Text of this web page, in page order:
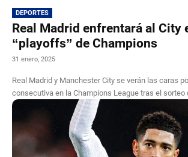
DEPORTES
Real Madrid enfrentará al City
“playoffs” de Champions
31 enero, 2025
Real Madrid y Manchester City se verán las caras
consecutiva en la Champions League tras el sorteo